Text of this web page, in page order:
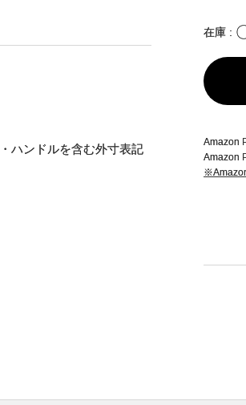
在庫
Amazon
Amazon
ハンドルを含む外寸表記